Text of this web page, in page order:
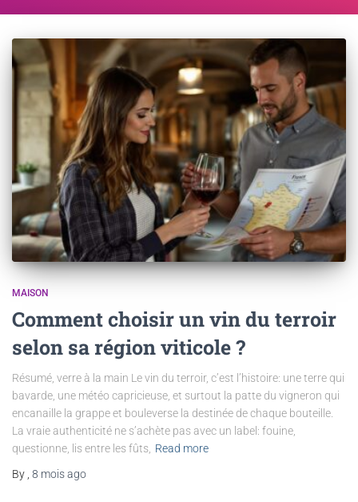
MAISON
Comment choisir un vin du terroir
selon sa région viticole ?
Résumé, verre à la main Le vin du terroir, c’est l’histoire: une terre qui
bavarde, une météo capricieuse, et surtout la patte du vigneron qui
encanaille la grappe et bouleverse la destinée de chaque bouteille.
La vraie authenticité ne s’achète pas avec un label: fouine,
questionne, lis entre les fûts, Read more
By 8 moisago